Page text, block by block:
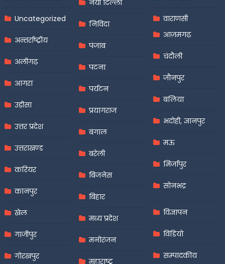
Uncategorized
अन्तर्राष्ट्रीय
अलीगढ़
आगरा
उड़ीसा
उत्तर प्रदेश
उत्तराखण्ड
करियर
कानपुर
खेल
गाजीपुर
गोरखपुर
नयी दिल्ली
निविदा
पंजाब
पटना
पर्यटन
प्रयागराज
बंगाल
बरेली
बिजनेस
बिहार
मध्य प्रदेश
मनोरंजन
महाराष्ट्र
वाराणसी
आज़मगढ़
चंदौली
जौनपुर
बलिया
भदोही, ज्ञानपुर
मऊ
मिर्जापुर
सोनभद्र
विज्ञापन
विडियो
सम्पादकीय